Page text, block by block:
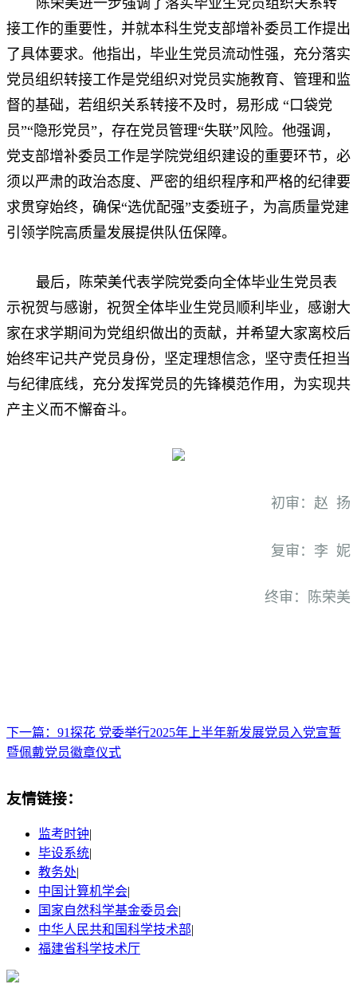
陈荣美进一步强调了落实毕业生党员组织关系转
接工作的重要性，并就本科生党支部增补委员工作提出
了具体要求。他指出，毕业生党员流动性强，充分落实
党员组织转接工作是党组织对党员实施教育、管理和监
督的基础，若组织关系转接不及时，易形成 “口袋党
员”“隐形党员”，存在党员管理“失联”风险。他强调，
党支部增补委员工作是学院党组织建设的重要环节，必
须以严肃的政治态度、严密的组织程序和严格的纪律要
求贯穿始终，确保“选优配强”支委班子，为高质量党建
引领学院高质量发展提供队伍保障。
最后，陈荣美代表学院党委向全体毕业生党员表
示祝贺与感谢，祝贺全体毕业生党员顺利毕业，感谢大
家在求学期间为党组织做出的贡献，并希望大家离校后
始终牢记共产党员身份，坚定理想信念，坚守责任担当
与纪律底线，充分发挥党员的先锋模范作用，为实现共
产主义而不懈奋斗。
初审：赵 扬
复审：李 妮
终审：陈荣美
下一篇：91探花 党委举行2025年上半年新发展党员入党宣誓
暨佩戴党员徽章仪式
友情链接：
监考时钟|
毕设系统|
教务处|
中国计算机学会|
国家自然科学基金委员会|
中华人民共和国科学技术部|
福建省科学技术厅